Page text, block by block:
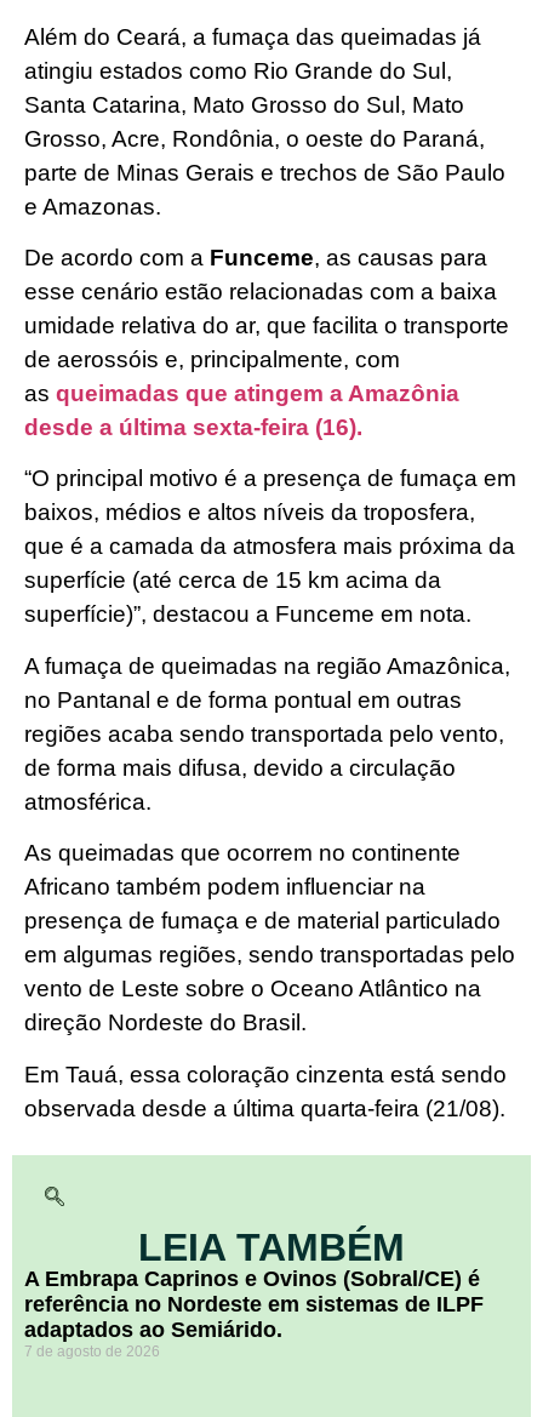
Além do Ceará, a fumaça das queimadas já
atingiu estados como Rio Grande do Sul,
Santa Catarina, Mato Grosso do Sul, Mato
Grosso, Acre, Rondônia, o oeste do Paraná,
parte de Minas Gerais e trechos de São Paulo
e Amazonas.
De acordo com a Funceme, as causas para
esse cenário estão relacionadas com a baixa
umidade relativa do ar, que facilita o transporte
de aerossóis e, principalmente, com
as queimadas que atingem a Amazônia
desde a última sexta-feira (16).
“O principal motivo é a presença de fumaça em
baixos, médios e altos níveis da troposfera,
que é a camada da atmosfera mais próxima da
superfície (até cerca de 15 km acima da
superfície)”, destacou a Funceme em nota.
A fumaça de queimadas na região Amazônica,
no Pantanal e de forma pontual em outras
regiões acaba sendo transportada pelo vento,
de forma mais difusa, devido a circulação
atmosférica.
As queimadas que ocorrem no continente
Africano também podem influenciar na
presença de fumaça e de material particulado
em algumas regiões, sendo transportadas pelo
vento de Leste sobre o Oceano Atlântico na
direção Nordeste do Brasil.
Em Tauá, essa coloração cinzenta está sendo
observada desde a última quarta-feira (21/08).
LEIA TAMBÉM
A Embrapa Caprinos e Ovinos (Sobral/CE) é
referência no Nordeste em sistemas de ILPF
adaptados ao Semiárido.
7 de agosto de 2026